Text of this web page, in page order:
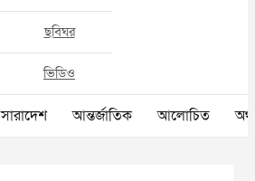
ছবিঘর
ভিডিও
সারাদেশ আন্তর্জাতিক আলোচিত